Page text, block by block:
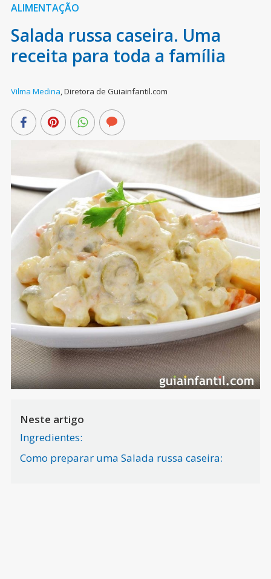
ALIMENTAÇÃO
Salada russa caseira. Uma
receita para toda a família
Vilma Medina Diretora de Guiainfantil.com
Neste artigo
Ingredientes:
Como preparar uma Salada russa caseira: